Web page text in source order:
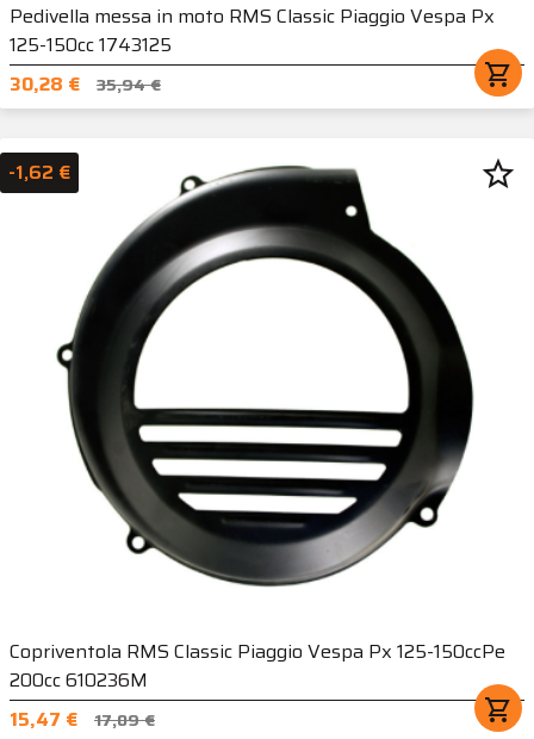
Pedivella messa in moto RMS Classic Piaggio Vespa Px
125-150cc 1743125
30,28 €
35,94 € shopping_cart
Copriventola RMS Classic Piaggio Vespa Px 125-150ccPe
200cc 610236M
15,47 €
17,09 € shopping_cart
-1,62 € star_border